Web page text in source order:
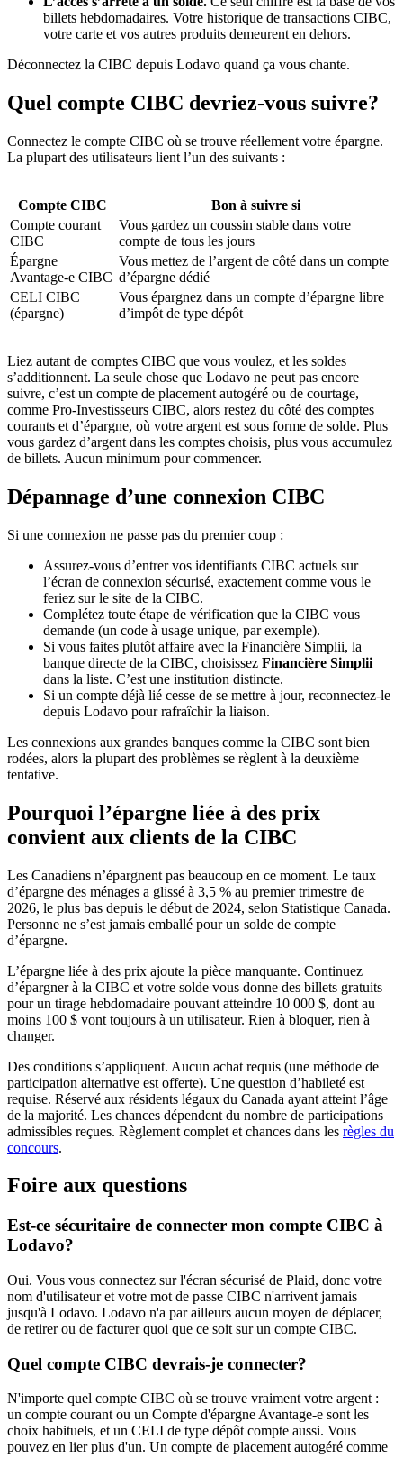
billets hebdomadaires. Votre historique de transactions CIBC,
votre carte et vos autres produits demeurent en dehors.
Déconnectez la CIBC depuis Lodavo quand ça vous chante.
Quel compte CIBC devriez-vous suivre?
Connectez le compte CIBC où se trouve réellement votre épargne.
La plupart des utilisateurs lient l’un des suivants :
Compte CIBC
Bon à suivre si
Compte courant
CIBC
Vous gardez un coussin stable dans votre
compte de tous les jours
Épargne
Avantage-e CIBC
Vous mettez de l’argent de côté dans un compte
d’épargne dédié
CELI CIBC
(épargne)
Vous épargnez dans un compte d’épargne libre
d’impôt de type dépôt
Liez autant de comptes CIBC que vous voulez, et les soldes
s’additionnent. La seule chose que Lodavo ne peut pas encore
suivre, c’est un compte de placement autogéré ou de courtage,
comme Pro-Investisseurs CIBC, alors restez du côté des comptes
courants et d’épargne, où votre argent est sous forme de solde. Plus
vous gardez d’argent dans les comptes choisis, plus vous accumulez
de billets. Aucun minimum pour commencer.
Dépannage d’une connexion CIBC
Si une connexion ne passe pas du premier coup :
Assurez-vous d’entrer vos identifiants CIBC actuels sur
l’écran de connexion sécurisé, exactement comme vous le
feriez sur le site de la CIBC.
Complétez toute étape de vérification que la CIBC vous
demande (un code à usage unique, par exemple).
Si vous faites plutôt affaire avec la Financière Simplii, la
banque directe de la CIBC, choisissez Financière Simplii
dans la liste. C’est une institution distincte.
Si un compte déjà lié cesse de se mettre à jour, reconnectez-le
depuis Lodavo pour rafraîchir la liaison.
Les connexions aux grandes banques comme la CIBC sont bien
rodées, alors la plupart des problèmes se règlent à la deuxième
tentative.
Pourquoi l’épargne liée à des prix
convient aux clients de la CIBC
Les Canadiens n’épargnent pas beaucoup en ce moment. Le taux
d’épargne des ménages a glissé à 3,5 % au premier trimestre de
2026, le plus bas depuis le début de 2024, selon Statistique Canada.
Personne ne s’est jamais emballé pour un solde de compte
d’épargne.
L’épargne liée à des prix ajoute la pièce manquante. Continuez
d’épargner à la CIBC et votre solde vous donne des billets gratuits
pour un tirage hebdomadaire pouvant atteindre 10 000 $, dont au
moins 100 $ vont toujours à un utilisateur. Rien à bloquer, rien à
changer.
Des conditions s’appliquent. Aucun achat requis (une méthode de
participation alternative est offerte). Une question d’habileté est
requise. Réservé aux résidents légaux du Canada ayant atteint l’âge
de la majorité. Les chances dépendent du nombre de participations
admissibles reçues. Règlement complet et chances dans les règles du
concours.
Foire aux questions
Est-ce sécuritaire de connecter mon compte CIBC à
Lodavo?
Oui. Vous vous connectez sur l'écran sécurisé de Plaid, donc votre
nom d'utilisateur et votre mot de passe CIBC n'arrivent jamais
jusqu'à Lodavo. Lodavo n'a par ailleurs aucun moyen de déplacer,
de retirer ou de facturer quoi que ce soit sur un compte CIBC.
Quel compte CIBC devrais-je connecter?
N'importe quel compte CIBC où se trouve vraiment votre argent :
un compte courant ou un Compte d'épargne Avantage-e sont les
choix habituels, et un CELI de type dépôt compte aussi. Vous
pouvez en lier plus d'un. Un compte de placement autogéré comme